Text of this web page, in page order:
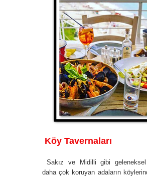
Köy Tavernaları
Sakız ve Midilli gibi
daha çok koruyan adaların